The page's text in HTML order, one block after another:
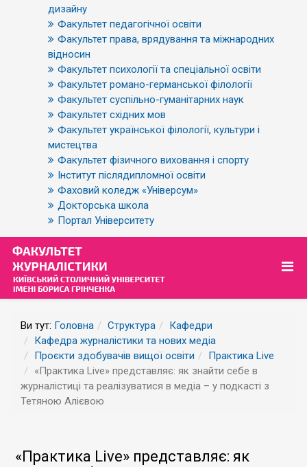
дизайну
Факультет педагогічної освіти
Факультет права, врядування та міжнародних
відносин
Факультет психології та спеціальної освіти
Факультет романо-германської філології
Факультет суспільно-гуманітарних наук
Факультет східних мов
Факультет української філології, культури і
мистецтва
Факультет фізичного виховання і спорту
Інститут післядипломної освіти
Фаховий коледж «Універсум»
Докторська школа
Портал Університету
Ви тут: Головна Структура
Кафедри
Кафедра журналістики та нових медіа
Проєкти здобувачів вищої освіти
Практика Live
«Практика Live» представляє: як знайти себе в
журналістиці та реалізуватися в медіа – у подкасті з
Тетяною Алієвою
«Практика Live» представляє: як